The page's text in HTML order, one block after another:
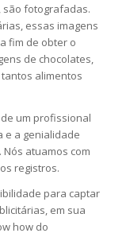
são fotografadas.
essas imagens
fim de obter o
de chocolates,
alimentos
um profissional
e a genialidade
atuamos com
registros.
para captar
em sua
how do